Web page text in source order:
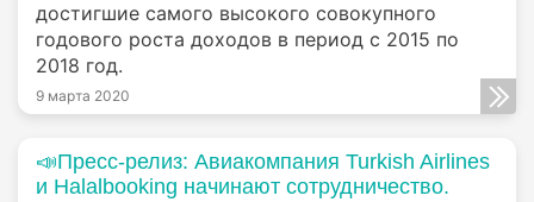
достигшие самого высокого совокупного
годового роста доходов в период с 2015 по
2018 год.
9 марта 2020
📣Пресс-релиз: Авиакомпания Turkish Airlines
и Halalbooking начинают сотрудничество.